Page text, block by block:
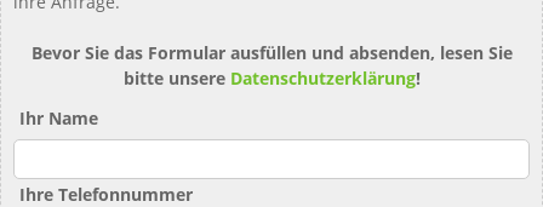
Bevor Sie das Formular ausfüllen und absenden, lesen Sie
bitte unsere Datenschutzerklärung!
Ihr Name
Ihre Telefonnummer